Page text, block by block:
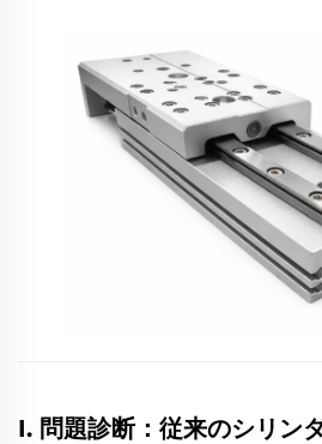
I. 問題診断：従来のシリン